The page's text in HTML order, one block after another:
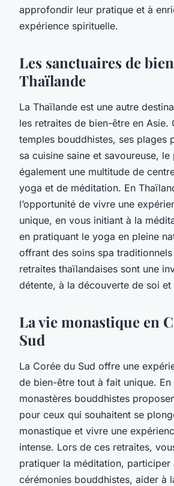
approfondir leur pratique et à
expérience spirituelle.
Les sanctuaires de
Thaïlande
La Thaïlande est une autre
les retraites de bien-être en Asie.
temples bouddhistes, ses plages
sa cuisine saine et savoureuse,
également une multitude de
yoga et de méditation. En
l’opportunité de vivre une
unique, en vous initiant à la
en pratiquant le yoga en pleine
offrant des soins spa
retraites thaïlandaises sont une
détente, à la découverte de soi et
La vie monastique en
Sud
La Corée du Sud offre une
de bien-être tout à fait unique.
monastères bouddhistes
pour ceux qui souhaitent se
monastique et vivre une
intense. Lors de ces retraites,
pratiquer la méditation, participer
cérémonies bouddhistes, aider à